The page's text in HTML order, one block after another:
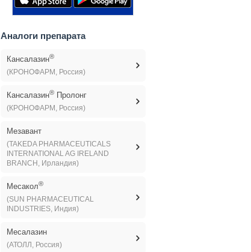
Аналоги препарата
Кансалазин®
(КРОНОФАРМ, Россия)
Кансалазин®Пролонг
(КРОНОФАРМ, Россия)
Мезавант
(TAKEDA PHARMACEUTICALS
INTERNATIONAL AG IRELAND
BRANCH, Ирландия)
Месакол®
(SUN PHARMACEUTICAL
INDUSTRIES, Индия)
Месалазин
(АТОЛЛ, Россия)